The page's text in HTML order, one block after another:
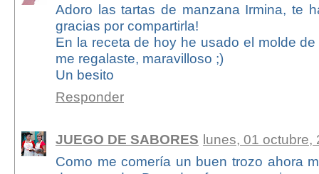
Adoro las tartas de manzana Irmina, te
gracias por compartirla!
En la receta de hoy he usado el molde
me regalaste, maravilloso ;)
Un besito
Responder
JUEGO DE SABORES lunes, 01 octubre,
Como me comería un buen trozo ahora